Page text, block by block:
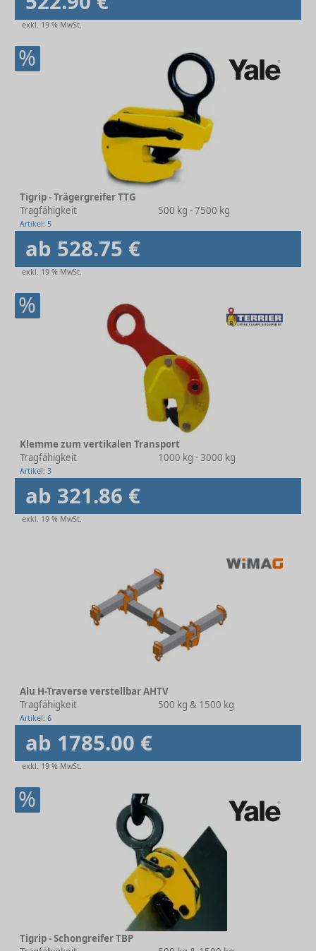
exkl. 19 % MwSt.
%
Tigrip - Trägergreifer TTG
Tragfähigkeit
500 kg - 7500 kg
Artikel: 5
ab 528.75 €
exkl. 19 % MwSt.
%
Klemme zum vertikalen Transport
Tragfähigkeit
1000 kg - 3000 kg
Artikel: 3
ab 321.86 €
exkl. 19 % MwSt.
Alu H-Traverse verstellbar AHTV
Tragfähigkeit
500 kg & 1500 kg
Artikel: 6
ab 1785.00 €
exkl. 19 % MwSt.
%
Tigrip - Schongreifer TBP